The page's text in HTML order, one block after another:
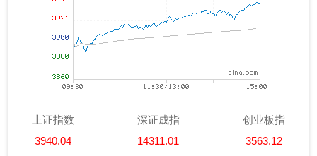
上证指数
3940.04
深证成指
14311.01
创业板指
3563.12